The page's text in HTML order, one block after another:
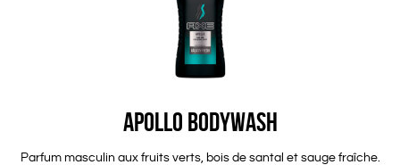
APOLLO BODYWASH
Parfum masculin aux fruits verts, bois de santal et sauge fraîche.